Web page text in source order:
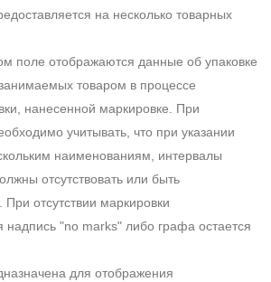
на несколько товарных
поле отображаются данные об упаковке
товаром в процессе
нанесенной маркировке. При
учитывать, что при указании
наименованиям, интервалы
отсутствовать или быть
При отсутствии маркировки
надпись "no marks" либо графа остается
для отображения